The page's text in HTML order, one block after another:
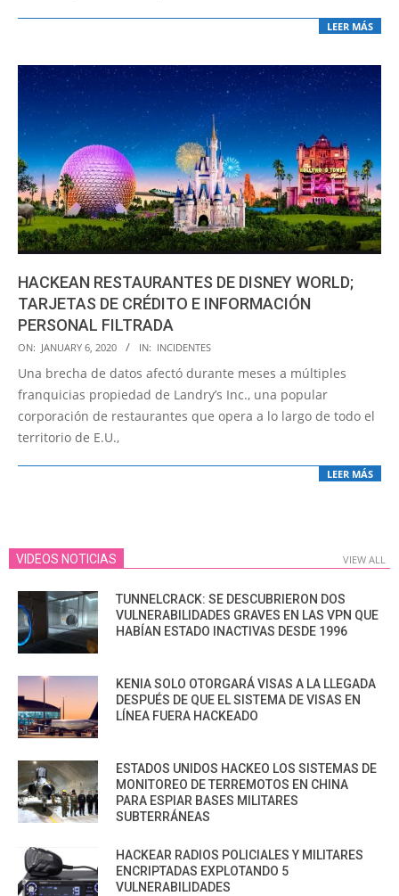
LEER MÁS
HACKEAN RESTAURANTES DE DISNEY WORLD;
TARJETAS DE CRÉDITO E INFORMACIÓN
PERSONAL FILTRADA
2020-
01-
06
ON: JANUARY 6, 2020 IN: INCIDENTES
Una brecha de datos afectó durante meses a múltiples
franquicias propiedad de Landry’s Inc., una popular
corporación de restaurantes que opera a lo largo de todo el
territorio de E.U.,
LEER MÁS
VIDEOS NOTICIAS VIEW ALL
TUNNELCRACK: SE DESCUBRIERON DOS
VULNERABILIDADES GRAVES EN LAS VPN QUE
HABÍAN ESTADO INACTIVAS DESDE 1996
KENIA SOLO OTORGARÁ VISAS A LA LLEGADA
DESPUÉS DE QUE EL SISTEMA DE VISAS EN
LÍNEA FUERA HACKEADO
ESTADOS UNIDOS HACKEO LOS SISTEMAS DE
MONITOREO DE TERREMOTOS EN CHINA
PARA ESPIAR BASES MILITARES
SUBTERRÁNEAS
HACKEAR RADIOS POLICIALES Y MILITARES
ENCRIPTADAS EXPLOTANDO 5
VULNERABILIDADES